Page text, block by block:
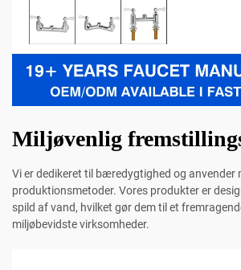
Miljøvenlig
Vi er dedikeret til bæredygtighed og anvender
produktionsmetoder. Vores produkter er
spild af vand, hvilket gør dem til et
miljøbevidste virksomheder.